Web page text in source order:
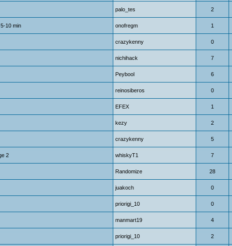
palo_tes 2
10 min onofregm 1
crazykenny 0
nichihack 7
Peybool 6
reinosiberos 0
EFEX 1
kezy 2
crazykenny 5
2 whiskyT1 7
Randomize 28
juakoch 0
priorigi_10 0
manmart19 4
priorigi_10 2